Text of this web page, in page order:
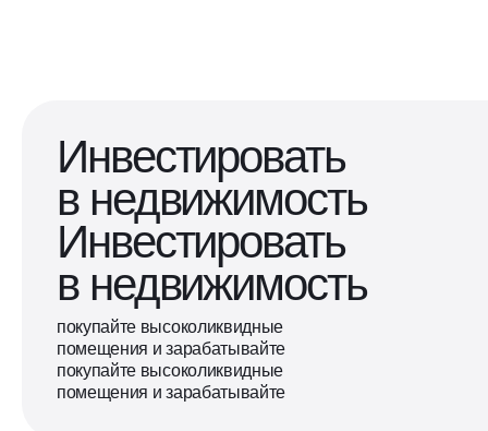
Инвестировать
в недвижимость
Инвестировать
в недвижимость
покупайте высоколиквидные
помещения и зарабатывайте
покупайте высоколиквидные
помещения и зарабатывайте